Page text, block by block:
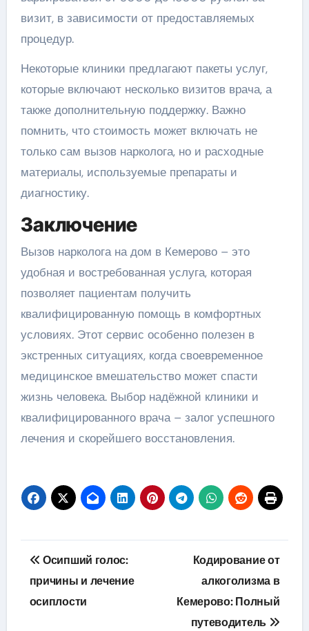
визит, в зависимости от предоставляемых
процедур.
Некоторые клиники предлагают пакеты услуг,
которые включают несколько визитов врача, а
также дополнительную поддержку. Важно
помнить, что стоимость может включать не
только сам вызов нарколога, но и расходные
материалы, используемые препараты и
диагностику.
Заключение
Вызов нарколога на дом в Кемерово – это
удобная и востребованная услуга, которая
позволяет пациентам получить
квалифицированную помощь в комфортных
условиях. Этот сервис особенно полезен в
экстренных ситуациях, когда своевременное
медицинское вмешательство может спасти
жизнь человека. Выбор надёжной клиники и
квалифицированного врача – залог успешного
лечения и скорейшего восстановления.
Навигация
по
записям
Осипший голос:
причины и лечение
осиплости
Кодирование от
алкоголизма в
Кемерово: Полный
путеводитель